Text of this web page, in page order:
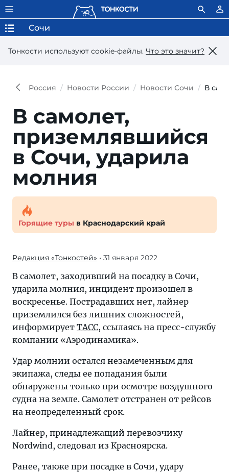
Тонкости используют сookie-файлы. Что это значит?
Сочи
Россия Новости России Новости Сочи В
В самолет,
приземлявшийся
в Сочи, ударила
молния
Горящие туры в Краснодарский край
Редакция «Тонкостей» • 31 января 2022
В самолет, заходивший на посадку в Сочи,
ударила молния, инцидент произошел в
воскресенье. Пострадавших нет, лайнер
приземлился без лишних сложностей,
информирует ТАСС, ссылаясь на пресс-службу
компании «Аэродинамика».
Удар молнии остался незамеченным для
экипажа, следы ее попадания были
обнаружены только при осмотре воздушного
судна на земле. Самолет отстранен от рейсов
на неопределенный срок.
Лайнер, принадлежащий перевозчику
Nordwind, следовал из Красноярска.
Ранее, также при посадке в Сочи, удару